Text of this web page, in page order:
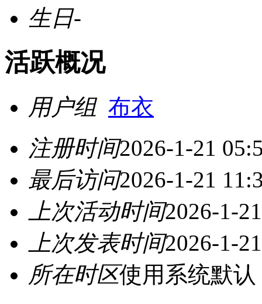
生日-
活跃概况
用户组 布衣
注册时间2026-1-21
最后访问2026-1-21
上次活动时间2026-1-
上次发表时间2026-1-
所在时区使用系统默认